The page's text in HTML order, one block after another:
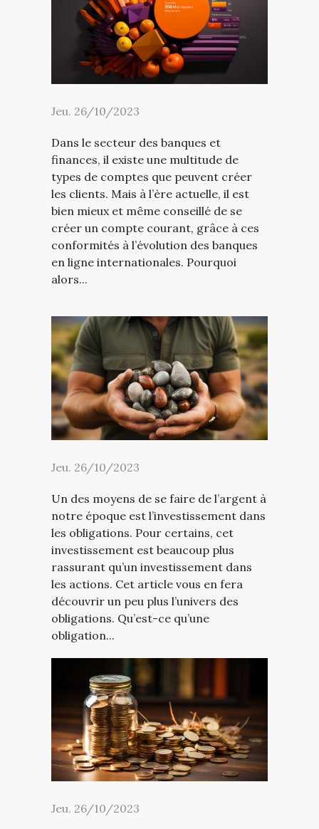
Jeu. 26/10/2023
Dans le secteur des banques et
finances, il existe une multitude de
types de comptes que peuvent créer
les clients. Mais à l’ère actuelle, il est
bien mieux et même conseillé de se
créer un compte courant, grâce à ces
conformités à l’évolution des banques
en ligne internationales. Pourquoi
alors...
Jeu. 26/10/2023
Un des moyens de se faire de l’argent à
notre époque est l’investissement dans
les obligations. Pour certains, cet
investissement est beaucoup plus
rassurant qu’un investissement dans
les actions. Cet article vous en fera
découvrir un peu plus l’univers des
obligations. Qu’est-ce qu’une
obligation...
Jeu. 26/10/2023